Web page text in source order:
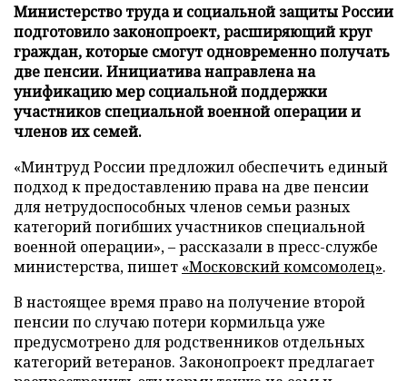
Министерство труда и социальной защиты России
подготовило законопроект, расширяющий круг
граждан, которые смогут одновременно получать
две пенсии. Инициатива направлена на
унификацию мер социальной поддержки
участников специальной военной операции и
членов их семей.
«Минтруд России предложил обеспечить единый
подход к предоставлению права на две пенсии
для нетрудоспособных членов семьи разных
категорий погибших участников специальной
военной операции», – рассказали в пресс-службе
министерства, пишет «Московский комсомолец».
В настоящее время право на получение второй
пенсии по случаю потери кормильца уже
предусмотрено для родственников отдельных
категорий ветеранов. Законопроект предлагает